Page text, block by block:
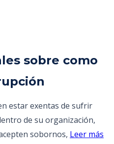
sobre como
estar exentas de sufrir
de su organización,
sobornos, Leer más